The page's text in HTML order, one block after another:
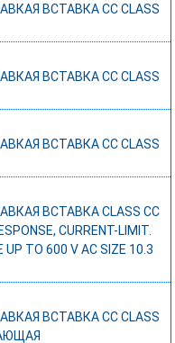
ВСТАВКА СС CLASS
ВСТАВКА СС CLASS
ВСТАВКА СС CLASS
ВСТАВКА CLASS CC
CURRENT-LIMIT.
UP TO 600 V AC SIZE 10.3
ВСТАВКА СС CLASS